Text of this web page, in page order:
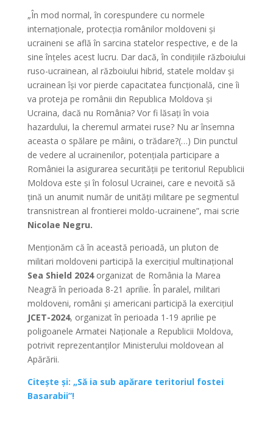
„În mod normal, în corespundere cu normele
internaționale, protecția românilor moldoveni și
ucraineni se află în sarcina statelor respective, e de la
sine înțeles acest lucru. Dar dacă, în condițiile războiului
ruso-ucrainean, al războiului hibrid, statele moldav și
ucrainean își vor pierde capacitatea funcțională, cine îi
va proteja pe românii din Republica Moldova și
Ucraina, dacă nu România? Vor fi lăsați în voia
hazardului, la cheremul armatei ruse? Nu ar însemna
aceasta o spălare pe mâini, o trădare?(…) Din punctul
de vedere al ucrainenilor, potențiala participare a
României la asigurarea securității pe teritoriul Republicii
Moldova este și în folosul Ucrainei, care e nevoită să
țină un anumit număr de unități militare pe segmentul
transnistrean al frontierei moldo-ucrainene”, mai scrie
Nicolae Negru.
Menționăm că în această perioadă, un pluton de
militari moldoveni participă la exercițiul multinațional
Sea Shield 2024organizat de România la Marea
Neagră în perioada 8-21 aprilie. În paralel, militari
moldoveni, români și americani participă la exercițiul
JCET-2024, organizat în perioada 1-19 aprilie pe
poligoanele Armatei Naționale a Republicii Moldova,
potrivit reprezentanților Ministerului moldovean al
Apărării.
Citește și: „Să ia sub apărare teritoriul fostei
Basarabii”!